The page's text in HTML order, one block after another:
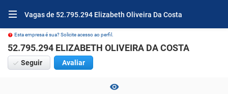
Vagas de 52.795.294 Elizabeth Oliveira Da Costa
Esta empresa é sua? Solicite acesso ao perfil.
52.795.294 ELIZABETH OLIVEIRA DA COSTA
Seguir Avaliar